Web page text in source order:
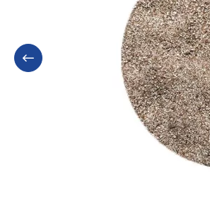
o
n